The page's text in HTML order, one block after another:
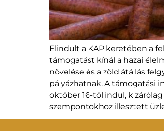
Elindult a KAP keretében a
támogatást kínál a hazai
növelése és a zöld átállás
pályázhatnak. A támogatási
október 16-tól indul,
szempontokhoz illesztett